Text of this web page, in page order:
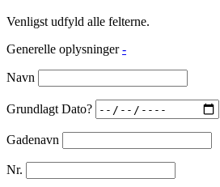
Venligst udfyld alle felterne.
Generelle oplysninger -
Navn
Grundlagt Dato?
Gadenavn
Nr.